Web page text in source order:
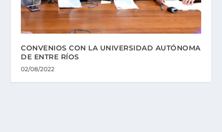
CONVENIOS CON LA UNIVERSIDAD AUTÓNOMA
DE ENTRE RÍOS
02/08/2022